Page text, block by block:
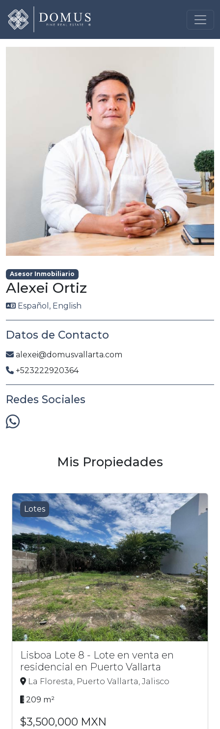
Asesor Inmobiliario
Alexei Ortiz
Español, English
Datos de Contacto
alexei@domusvallarta.com
+523222920364
Redes Sociales
Mis Propiedades
Lotes
Lisboa Lote 8 - Lote en venta en
residencial en Puerto Vallarta
La Floresta, Puerto Vallarta, Jalisco
209 m²
$3,500,000 MXN